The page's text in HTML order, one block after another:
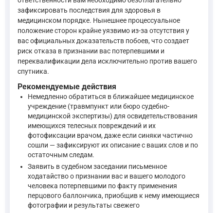
—Уголовный кодекс Российской Федерации, ст. 213
При оценке возможности квалификации действий как
"Статья 37. Необходимая оборона
Не является преступлением причинение вреда
Защита от посягательства, не сопряженного с
—Уголовный кодекс Российской Федерации, ст. 37
Медицинское освидетельствование для фиксации побоев
"Статья 179 УПК РФ регулирует освидетельствование
—Уголовно-процессуальный кодекс Российской
зафиксировать последствия для здоровья в
медицинском порядке. Нынешнее процессуальное
положение сторон крайне уязвимо из-за отсутствия у
вас официальных доказательств побоев, что создает
риск отказа в признании вас потерпевшими и
переквалификации дела исключительно против вашего
спутника.
Рекомендуемые действия
Немедленно обратиться в ближайшее медицинское
учреждение (травмпункт или бюро судебно-
медицинской экспертизы) для освидетельствования
имеющихся телесных повреждений и их
фотофиксации врачом, даже если синяки частично
сошли — зафиксируют их описание с ваших слов и по
остаточным следам.
Заявить в судебном заседании письменное
ходатайство о признании вас и вашего молодого
человека потерпевшими по факту применения
перцового баллончика, приобщив к нему имеющиеся
фотографии и результаты свежего